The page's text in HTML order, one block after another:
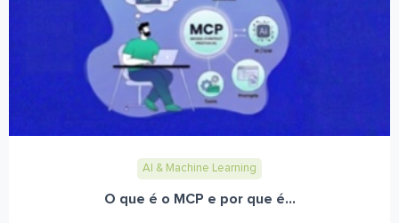
AI & Machine Learning
O que é o MCP e por que é...